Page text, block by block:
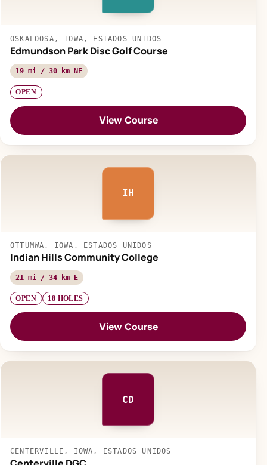
OSKALOOSA, IOWA, ESTADOS UNIDOS
Edmundson Park Disc Golf Course
19 mi / 30 km NE
OPEN
View Course
IH
OTTUMWA, IOWA, ESTADOS UNIDOS
Indian Hills Community College
21 mi / 34 km E
OPEN 18 HOLES
View Course
CD
CENTERVILLE, IOWA, ESTADOS UNIDOS